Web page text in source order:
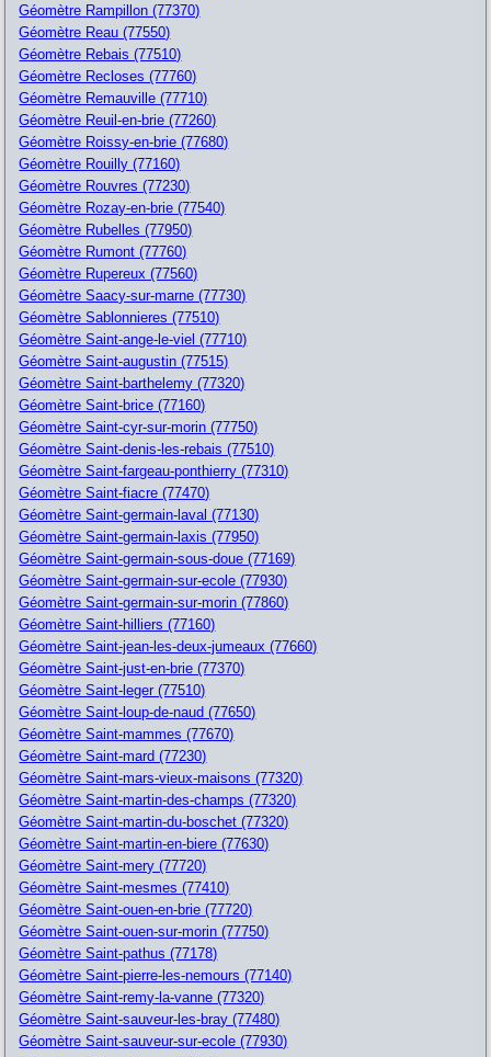
Géomètre Rampillon (77370)
Géomètre Reau (77550)
Géomètre Rebais (77510)
Géomètre Recloses (77760)
Géomètre Remauville (77710)
Géomètre Reuil-en-brie (77260)
Géomètre Roissy-en-brie (77680)
Géomètre Rouilly (77160)
Géomètre Rouvres (77230)
Géomètre Rozay-en-brie (77540)
Géomètre Rubelles (77950)
Géomètre Rumont (77760)
Géomètre Rupereux (77560)
Géomètre Saacy-sur-marne (77730)
Géomètre Sablonnieres (77510)
Géomètre Saint-ange-le-viel (77710)
Géomètre Saint-augustin (77515)
Géomètre Saint-barthelemy (77320)
Géomètre Saint-brice (77160)
Géomètre Saint-cyr-sur-morin (77750)
Géomètre Saint-denis-les-rebais (77510)
Géomètre Saint-fargeau-ponthierry (77310)
Géomètre Saint-fiacre (77470)
Géomètre Saint-germain-laval (77130)
Géomètre Saint-germain-laxis (77950)
Géomètre Saint-germain-sous-doue (77169)
Géomètre Saint-germain-sur-ecole (77930)
Géomètre Saint-germain-sur-morin (77860)
Géomètre Saint-hilliers (77160)
Géomètre Saint-jean-les-deux-jumeaux (77660)
Géomètre Saint-just-en-brie (77370)
Géomètre Saint-leger (77510)
Géomètre Saint-loup-de-naud (77650)
Géomètre Saint-mammes (77670)
Géomètre Saint-mard (77230)
Géomètre Saint-mars-vieux-maisons (77320)
Géomètre Saint-martin-des-champs (77320)
Géomètre Saint-martin-du-boschet (77320)
Géomètre Saint-martin-en-biere (77630)
Géomètre Saint-mery (77720)
Géomètre Saint-mesmes (77410)
Géomètre Saint-ouen-en-brie (77720)
Géomètre Saint-ouen-sur-morin (77750)
Géomètre Saint-pathus (77178)
Géomètre Saint-pierre-les-nemours (77140)
Géomètre Saint-remy-la-vanne (77320)
Géomètre Saint-sauveur-les-bray (77480)
Géomètre Saint-sauveur-sur-ecole (77930)